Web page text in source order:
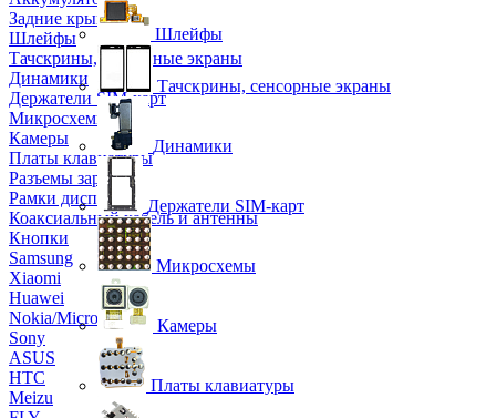
Задние крышки
Шлейфы
Тачскрины, сенсорные экраны
Динамики
Держатели SIM-карт
Микросхемы
Камеры
Платы клавиатуры
Разъемы зарядки
Рамки дисплея
Коаксиальный кабель и антенны
Кнопки
Samsung
Xiaomi
Huawei
Nokia/Microsoft
Sony
ASUS
HTC
Meizu
Шлейфы
Тачскрины, сенсорные экраны
Динамики
Держатели SIM-карт
Микросхемы
Камеры
Платы клавиатуры